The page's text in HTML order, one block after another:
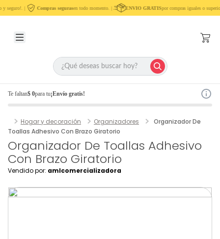
seguro!. | Compras segurasen todo momento. | ENVIO GRATISpor compras iguales o
Te faltan$ 0para tu¡Envío gratis!
Hogar y decoración Organizadores
Organizador De
Toallas Adhesivo Con Brazo Giratorio
Organizador De Toallas Adhesivo
Con Brazo Giratorio
Vendido por: amlcomercializadora